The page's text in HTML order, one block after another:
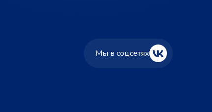
Мы в соцсетях